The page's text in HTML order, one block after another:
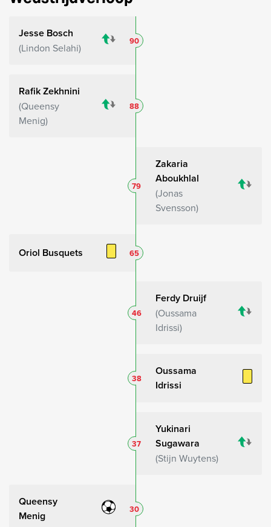
Jesse Bosch
Lindon Selahi
90
Rafik Zekhnini
Queensy
Menig
88
Zakaria
Aboukhlal
Jonas
Svensson
79
Oriol Busquets 65
Ferdy Druijf
Oussama
Idrissi
46
Oussama
Idrissi
38
Yukinari
Sugawara
Stijn Wuytens
37
Queensy
Menig
30